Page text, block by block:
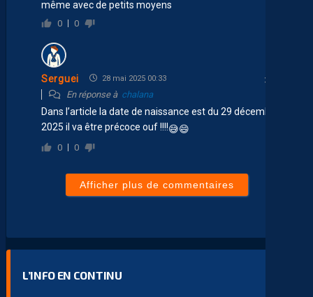
même avec de petits moyens
0 0
Serguei 28 mai 2025 00:33
En réponse à chalana
Dans l’article la date de naissance est du 29 décembre
2025 il va être précoce ouf !!!!😅😄
0 0
Afficher plus de commentaires
L’INFO EN CONTINU